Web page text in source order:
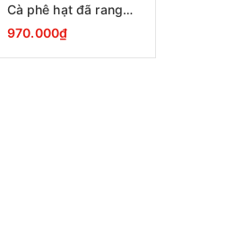
Cà phê hạt đã rang
Lavazza Oro Qualita
1000g
970.000₫